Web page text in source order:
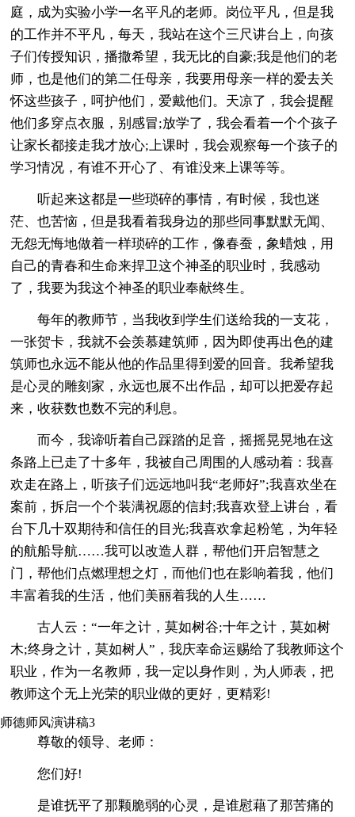
庭，成为实验小学一名平凡的老师。岗位平凡，但是我
的工作并不平凡，每天，我站在这个三尺讲台上，向孩
子们传授知识，播撒希望，我无比的自豪;我是他们的老
师，也是他们的第二任母亲，我要用母亲一样的爱去关
怀这些孩子，呵护他们，爱戴他们。天凉了，我会提醒
他们多穿点衣服，别感冒;放学了，我会看着一个个孩子
让家长都接走我才放心;上课时，我会观察每一个孩子的
学习情况，有谁不开心了、有谁没来上课等等。
听起来这都是一些琐碎的事情，有时候，我也迷
茫、也苦恼，但是我看着我身边的那些同事默默无闻、
无怨无悔地做着一样琐碎的工作，像春蚕，象蜡烛，用
自己的青春和生命来捍卫这个神圣的职业时，我感动
了，我要为我这个神圣的职业奉献终生。
每年的教师节，当我收到学生们送给我的一支花，
一张贺卡，我就不会羡慕建筑师，因为即使再出色的建
筑师也永远不能从他的作品里得到爱的回音。我希望我
是心灵的雕刻家，永远也展不出作品，却可以把爱存起
来，收获数也数不完的利息。
而今，我谛听着自己踩踏的足音，摇摇晃晃地在这
条路上已走了十多年，我被自己周围的人感动着：我喜
欢走在路上，听孩子们远远地叫我“老师好”;我喜欢坐在
案前，拆启一个个装满祝愿的信封;我喜欢登上讲台，看
台下几十双期待和信任的目光;我喜欢拿起粉笔，为年轻
的航船导航……我可以改造人群，帮他们开启智慧之
门，帮他们点燃理想之灯，而他们也在影响着我，他们
丰富着我的生活，他们美丽着我的人生……
古人云：“一年之计，莫如树谷;十年之计，莫如树
木;终身之计，莫如树人”，我庆幸命运赐给了我教师这个
职业，作为一名教师，我一定以身作则，为人师表，把
教师这个无上光荣的职业做的更好，更精彩!
师德师风演讲稿3
尊敬的领导、老师：
您们好!
是谁抚平了那颗脆弱的心灵，是谁慰藉了那苦痛的